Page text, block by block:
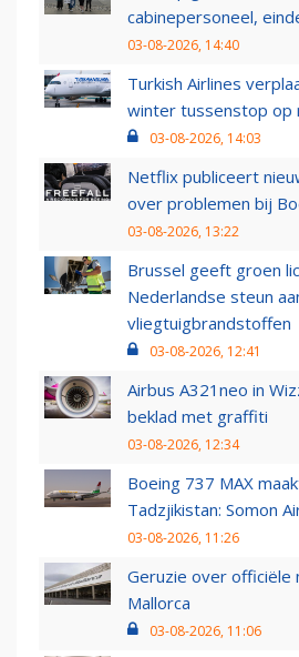
cabinepersoneel,
03-08-2026, 14:40
Turkish Airlines
winter tussenstop op
03-08-2026, 14:03
Netflix publiceert
over problemen bij
03-08-2026, 13:22
Brussel geeft groen
Nederlandse steun
vliegtuigbrandstoffen
03-08-2026, 12:41
Airbus A321neo in
beklad met graffiti
03-08-2026, 12:34
Boeing 737 MAX
Tadzjikistan: Somon
03-08-2026, 11:26
Geruzie over officiële
Mallorca
03-08-2026, 11:06